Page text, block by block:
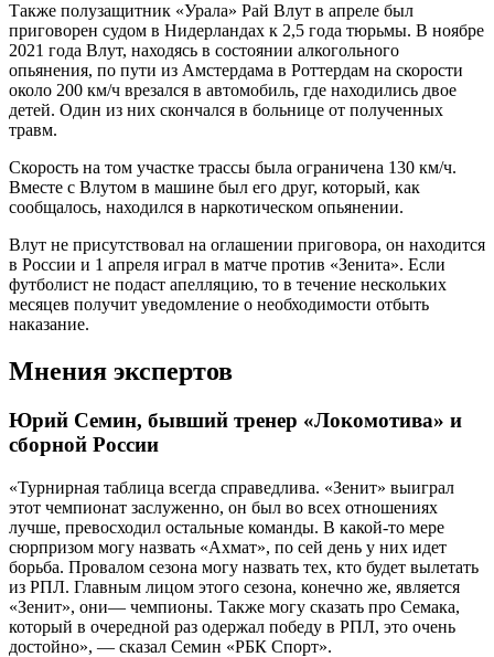
Также полузащитник «Урала» Рай Влут в апреле был
приговорен судом в Нидерландах к 2,5 года тюрьмы. В ноябре
2021 года Влут, находясь в состоянии алкогольного
опьянения, по пути из Амстердама в Роттердам на скорости
около 200 км/ч врезался в автомобиль, где находились двое
детей. Один из них скончался в больнице от полученных
травм.
Скорость на том участке трассы была ограничена 130 км/ч.
Вместе с Влутом в машине был его друг, который, как
сообщалось, находился в наркотическом опьянении.
Влут не присутствовал на оглашении приговора, он находится
в России и 1 апреля играл в матче против «Зенита». Если
футболист не подаст апелляцию, то в течение нескольких
месяцев получит уведомление о необходимости отбыть
наказание.
Мнения экспертов
Юрий Семин, бывший тренер «Локомотива» и
сборной России
«Турнирная таблица всегда справедлива. «Зенит» выиграл
этот чемпионат заслуженно, он был во всех отношениях
лучше, превосходил остальные команды. В какой-то мере
сюрпризом могу назвать «Ахмат», по сей день у них идет
борьба. Провалом сезона могу назвать тех, кто будет вылетать
из РПЛ. Главным лицом этого сезона, конечно же, является
«Зенит», они— чемпионы. Также могу сказать про Семака,
который в очередной раз одержал победу в РПЛ, это очень
достойно», — сказал Семин «РБК Спорт».